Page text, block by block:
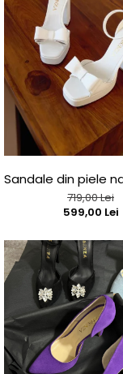
Sandale din piele
719,00 Lei
599,00 Lei